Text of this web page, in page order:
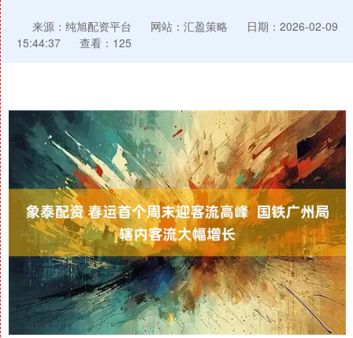
来源：纯旭配资平台 网站：汇盈策略
日期：2026-02-09
15:44:37
查看：125